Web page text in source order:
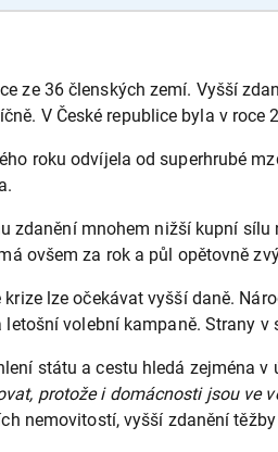
ze 36 členských zemí. Vyšší
V České republice byla v roce
roku odvíjela od superhrubé
mnohem nižší kupní
ovšem za rok a půl opětovně
lze očekávat vyšší daně.
volební kampaně. Strany
státu a cestu hledá zejména v
protože i domácnosti jsou ve
nemovitostí, vyšší zdanění